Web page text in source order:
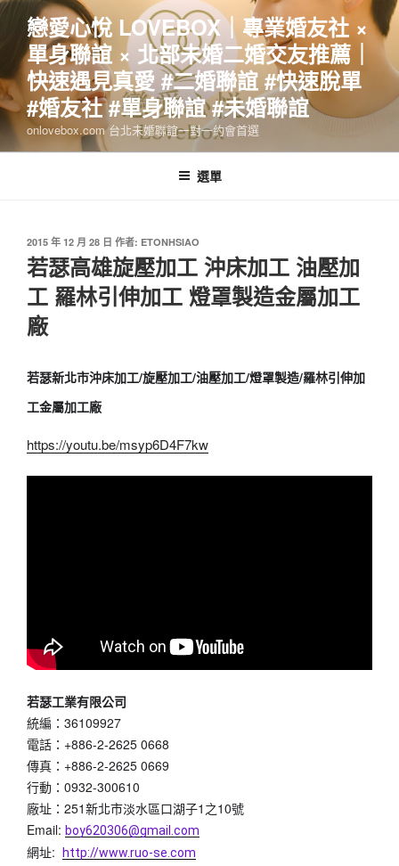
跳
主
要
內
容
戀愛心悅 LOVEBOX｜專業婚友社 ×
單身聯誼 × 北部未婚二婚交友推薦｜
快速遇見真愛 #二婚聯誼 #快速脫單
#婚友社 #單身聯誼 #未婚聯誼
onlovebox.com 台北未婚聯誼一對一約會首選
選單
發
佈
於
2015 年 12 月 28 日 作者: ETONHSIAO
若瑟高雄旋壓加工 沖床加工 油壓加
工 羅林引伸加工 燈罩製造金屬加工
廠
若瑟新北市沖床加工/旋壓加工/油壓加工/燈罩製造/羅林引伸加
工金屬加工廠
https://youtu.be/msyp6D4F7kw
若瑟工業有限公司
統編：36109927
電話：+886-2-2625 0668
傳真：+886-2-2625 0669
行動：0932-300610
廠址：251新北市淡水區口湖子1之10號
Email: boy620306@gmail.com
網址: http://www.ruo-se.com